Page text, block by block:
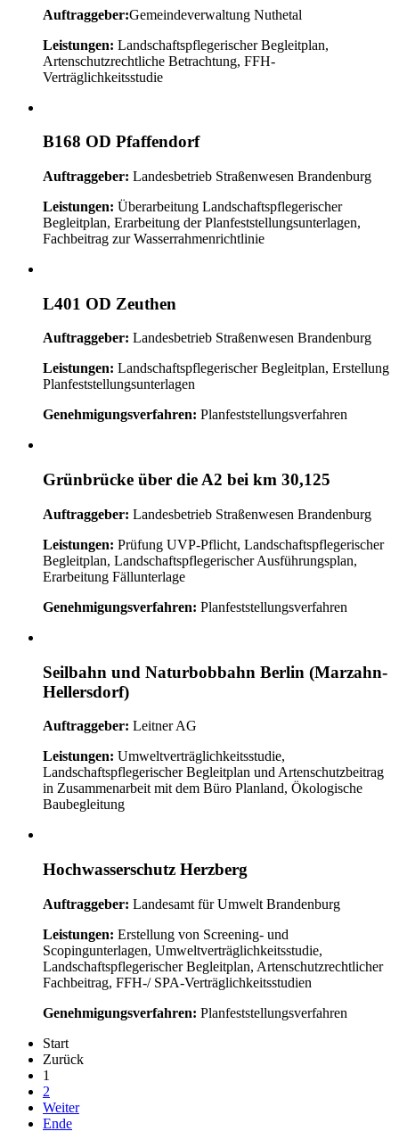
Auftraggeber:Gemeindeverwaltung Nuthetal
Leistungen: Landschaftspflegerischer Begleitplan,
Artenschutzrechtliche Betrachtung, FFH-
Verträglichkeitsstudie
B168 OD Pfaffendorf
Auftraggeber: Landesbetrieb Straßenwesen Brandenburg
Leistungen: Überarbeitung Landschaftspflegerischer
Begleitplan, Erarbeitung der Planfeststellungsunterlagen,
Fachbeitrag zur Wasserrahmenrichtlinie
L401 OD Zeuthen
Auftraggeber: Landesbetrieb Straßenwesen Brandenburg
Leistungen: Landschaftspflegerischer Begleitplan, Erstellung
Planfeststellungsunterlagen
Genehmigungsverfahren: Planfeststellungsverfahren
Grünbrücke über die A2 bei km 30,125
Auftraggeber: Landesbetrieb Straßenwesen Brandenburg
Leistungen: Prüfung UVP-Pflicht, Landschaftspflegerischer
Begleitplan, Landschaftspflegerischer Ausführungsplan,
Erarbeitung Fällunterlage
Genehmigungsverfahren: Planfeststellungsverfahren
Seilbahn und Naturbobbahn Berlin (Marzahn-
Hellersdorf)
Auftraggeber: Leitner AG
Leistungen: Umweltverträglichkeitsstudie,
Landschaftspflegerischer Begleitplan und Artenschutzbeitrag
in Zusammenarbeit mit dem Büro Planland, Ökologische
Baubegleitung
Hochwasserschutz Herzberg
Auftraggeber: Landesamt für Umwelt Brandenburg
Leistungen: Erstellung von Screening- und
Scopingunterlagen, Umweltverträglichkeitsstudie,
Landschaftspflegerischer Begleitplan, Artenschutzrechtlicher
Fachbeitrag, FFH-/ SPA-Verträglichkeitsstudien
Genehmigungsverfahren: Planfeststellungsverfahren
Start
Zurück
1
2
Weiter
Ende